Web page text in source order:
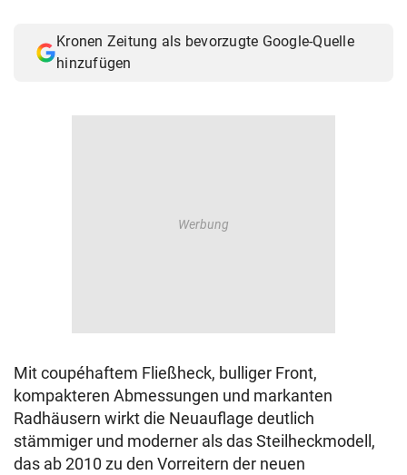
Kronen Zeitung als bevorzugte Google-Quelle
hinzufügen
Mit coupéhaftem Fließheck, bulliger Front,
kompakteren Abmessungen und markanten
Radhäusern wirkt die Neuauflage deutlich
stämmiger und moderner als das Steilheckmodell,
das ab 2010 zu den Vorreitern der neuen